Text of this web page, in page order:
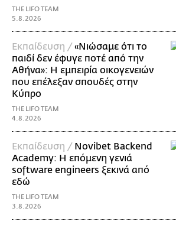
THE LIFO TEAM
5.8.2026
Εκπαίδευση /«Νιώσαμε ότι το
παιδί δεν έφυγε ποτέ από την
Αθήνα»: Η εμπειρία οικογενειών
που επέλεξαν σπουδές στην
Κύπρο
THE LIFO TEAM
4.8.2026
Εκπαίδευση / Novibet Backend
Academy: Η επόμενη γενιά
software engineers ξεκινά από
εδώ
THE LIFO TEAM
3.8.2026